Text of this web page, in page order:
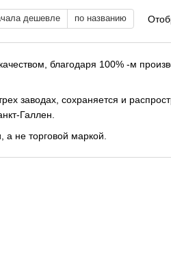
дешевле по названию
благодаря 100% -м
заводах, сохраняется и
Галлен.
не торговой маркой.